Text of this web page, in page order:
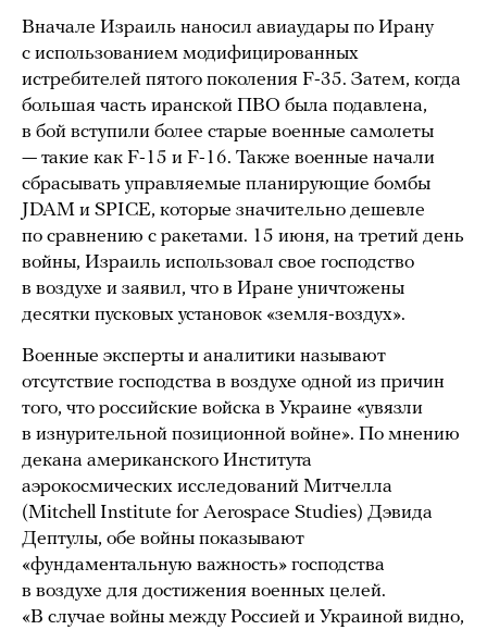
Вначале Израиль наносил авиаудары по Ирану
с использованием модифицированных
истребителей пятого поколения F-35. Затем, когда
большая часть иранской ПВО была подавлена,
в бой вступили более старые военные самолеты
— такие как F-15 и F-16. Также военные начали
сбрасывать управляемые планирующие бомбы
JDAM и SPICE, которые значительно дешевле
по сравнению с ракетами. 15 июня, на третий день
войны, Израиль использовал свое господство
в воздухе и заявил, что в Иране уничтожены
десятки пусковых установок «земля-воздух».
Военные эксперты и аналитики называют
отсутствие господства в воздухе одной из причин
того, что российские войска в Украине «увязли
в изнурительной позиционной войне». По мнению
декана американского Института
аэрокосмических исследований Митчелла
(Mitchell Institute for Aerospace Studies) Дэвида
Дептулы, обе войны показывают
«фундаментальную важность» господства
в воздухе для достижения военных целей.
«В случае войны между Россией и Украиной видно,